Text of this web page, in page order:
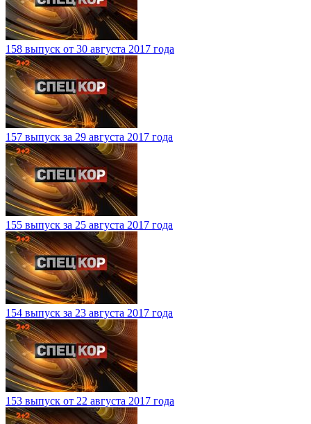
158 выпуск от 30 августа 2017 года
157 выпуск за 29 августа 2017 года
155 выпуск за 25 августа 2017 года
154 выпуск за 23 августа 2017 года
153 выпуск от 22 августа 2017 года